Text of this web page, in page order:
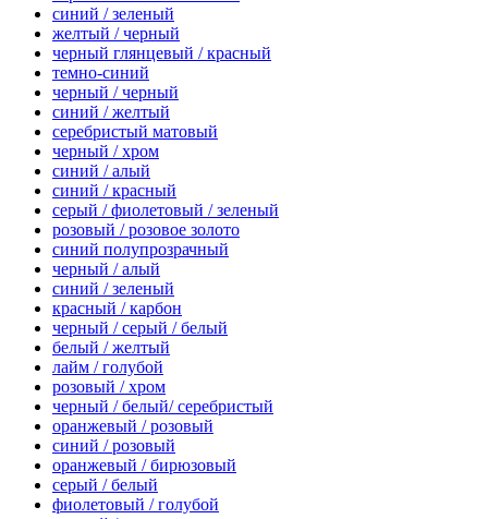
синий / зеленый
желтый / черный
черный глянцевый / красный
темно-синий
черный / черный
синий / желтый
серебристый матовый
черный / хром
синий / алый
синий / красный
серый / фиолетовый / зеленый
розовый / розовое золото
синий полупрозрачный
черный / алый
синий / зеленый
красный / карбон
черный / серый / белый
белый / желтый
лайм / голубой
розовый / хром
черный / белый/ серебристый
оранжевый / розовый
синий / розовый
оранжевый / бирюзовый
серый / белый
фиолетовый / голубой